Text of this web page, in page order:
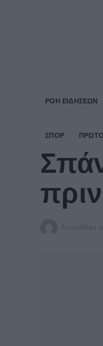
ΡΟΗ ΕΙΔΗΣΕΩΝ
ΣΠΟΡ
Αναρτήθηκε